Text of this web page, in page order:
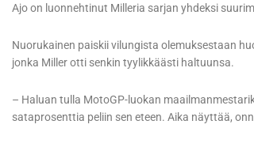
Ajo on luonnehtinut Milleria sarjan yhdeksi
Nuorukainen paiskii vilungista olemuksestaan
jonka Miller otti senkin tyylikkäästi haltuunsa.
– Haluan tulla MotoGP-luokan
sataprosenttia peliin sen eteen. Aika näyttää,